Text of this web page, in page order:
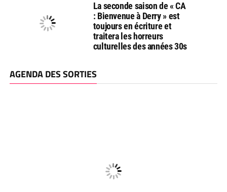
La seconde saison de « CA
: Bienvenue à Derry » est
toujours en écriture et
traitera les horreurs
culturelles des années 30s
AGENDA DES SORTIES